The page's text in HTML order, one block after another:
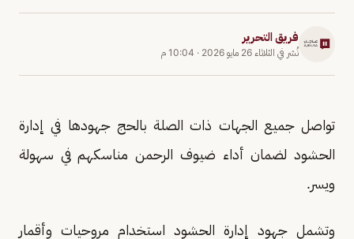
فريق التحرير
نُشر في الثلاثاء 26 مايو 2026 · 10:04 م
تواصل جميع الجهات ذات الصلة بالحج جهودها في إدارة
الحشود لضمان أداء ضيوف الرحمن مناسكهم في سهولة
ويسر.
وتشمل جهود إدارة الحشود استخدام مروحيات وأقمار